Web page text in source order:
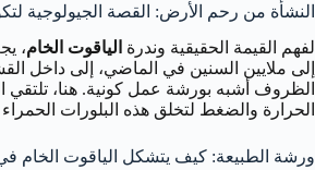
النشأة من رحم الأرض: القصة الجيولوجية
لفهم القيمة الحقيقية وندرة الياقوت الخام،
إلى ملايين السنين في الماضي، إلى داخل
الظروف أشبه بورشة عمل كونية. هنا، تلتقي
الحرارة والضغط لتخلق هذه البلورات الحمراء
ورشة الطبيعة: كيف يتشكل الياقوت الخام